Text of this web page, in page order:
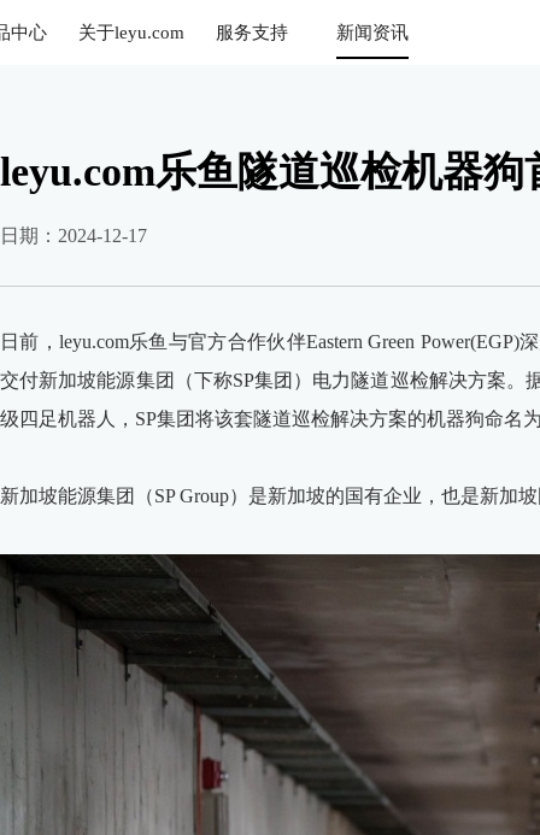
中心 关于leyu.com 服务支持 新闻资讯
leyu.com乐鱼隧道巡检机器
日期：2024-12-17
日前，leyu.com乐鱼与官方合作伙伴Eastern Green
交付新加坡能源集团（下称SP集团）电力隧道巡检解决方案
级四足机器人，SP集团将该套隧道巡检解决方案的机器狗命名为
新加坡能源集团（SP Group）是新加坡的国有企业，也是新加